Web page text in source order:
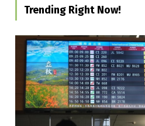
Trending Right Now!